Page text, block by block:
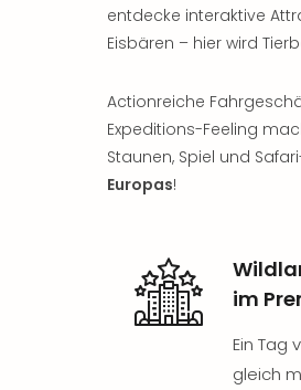
entdecke interaktive
Eisbären – hier wird
Actionreiche
Expeditions-Feeling
Staunen, Spiel und
Europas!
im
Ein Tag
gleich